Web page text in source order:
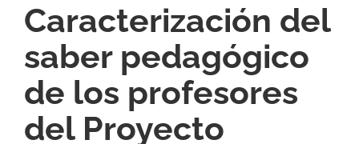
Caracterización del
saber pedagógico
de los profesores
del Proyecto